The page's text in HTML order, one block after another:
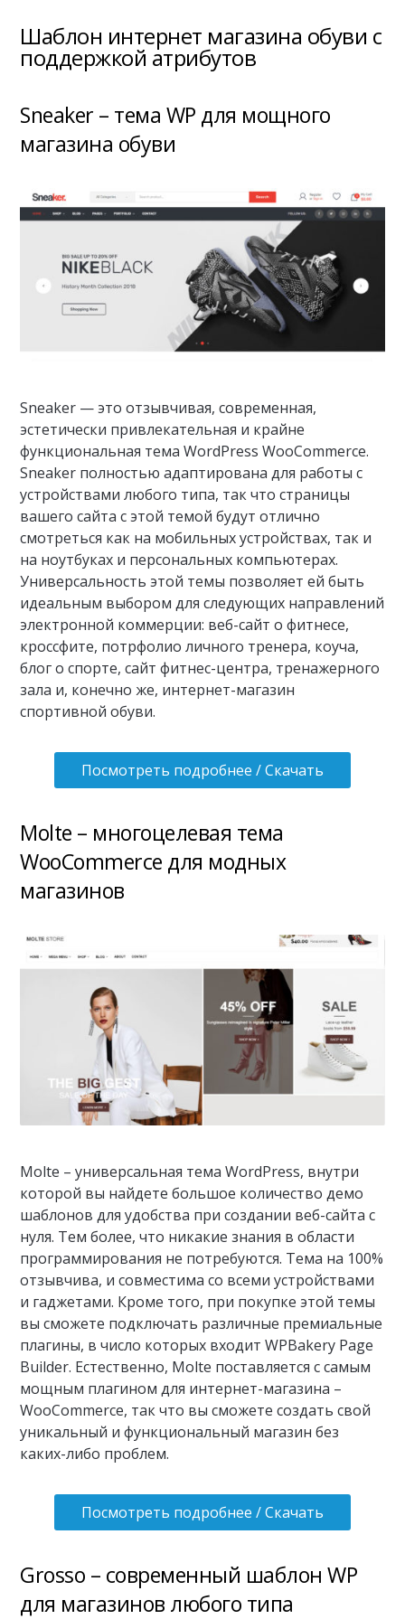
Шаблон интернет магазина обуви с
поддержкой атрибутов
Sneaker – тема WP для мощного
магазина обуви
Sneaker — это отзывчивая, современная,
эстетически привлекательная и крайне
функциональная тема WordPress WooCommerce.
Sneaker полностью адаптирована для работы с
устройствами любого типа, так что страницы
вашего сайта с этой темой будут отлично
смотреться как на мобильных устройствах, так и
на ноутбуках и персональных компьютерах.
Универсальность этой темы позволяет ей быть
идеальным выбором для следующих направлений
электронной коммерции: веб-сайт о фитнесе,
кроссфите, потрфолио личного тренера, коуча,
блог о спорте, сайт фитнес-центра, тренажерного
зала и, конечно же, интернет-магазин
спортивной обуви.
Посмотреть подробнее / Скачать
Molte – многоцелевая тема
WooCommerce для модных
магазинов
Molte – универсальная тема WordPress, внутри
которой вы найдете большое количество демо
шаблонов для удобства при создании веб-сайта с
нуля. Тем более, что никакие знания в области
программирования не потребуются. Тема на 100%
отзывчива, и совместима со всеми устройствами
и гаджетами. Кроме того, при покупке этой темы
вы сможете подключать различные премиальные
плагины, в число которых входит WPBakery Page
Builder. Естественно, Molte поставляется с самым
мощным плагином для интернет-магазина –
WooCommerce, так что вы сможете создать свой
уникальный и функциональный магазин без
каких-либо проблем.
Посмотреть подробнее / Скачать
Grosso – современный шаблон WP
для магазинов любого типа